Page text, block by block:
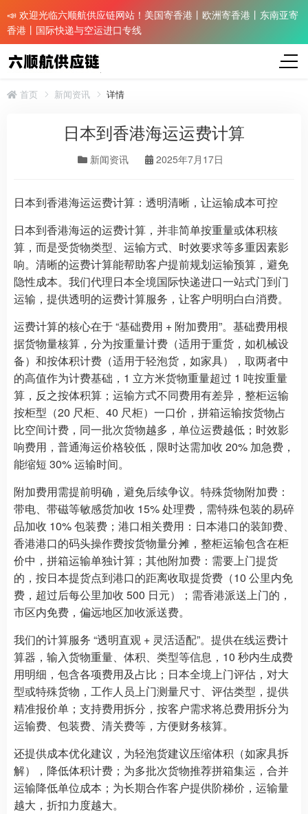
📣 欢迎光临六顺航供应链网站！美国寄香港丨欧洲寄香港丨东南亚寄
香港丨国际快递与空运进口专线
首页 新闻资讯 详情
日本到香港海运运费计算
新闻资讯 2025年7月17日
日本到香港海运运费计算：透明清晰，让运输成本可控
日本到香港海运的运费计算，并非简单按重量或体积核
算，而是受货物类型、运输方式、时效要求等多重因素影
响。清晰的运费计算能帮助客户提前规划运输预算，避免
隐性成本。我们代理日本全境国际快递进口一站式门到门
运输，提供透明的运费计算服务，让客户明明白白消费。
运费计算的核心在于 “基础费用 + 附加费用”。基础费用根
据货物量核算，分为按重量计费（适用于重货，如机械设
备）和按体积计费（适用于轻泡货，如家具），取两者中
的高值作为计费基础，1 立方米货物重量超过 1 吨按重量
算，反之按体积算；运输方式不同费用有差异，整柜运输
按柜型（20 尺柜、40 尺柜）一口价，拼箱运输按货物占
比空间计费，同一批次货物越多，单位运费越低；时效影
响费用，普通海运价格较低，限时达需加收 20% 加急费，
能缩短 30% 运输时间。
附加费用需提前明确，避免后续争议。特殊货物附加费：
带电、带磁等敏感货加收 15% 处理费，需特殊包装的易碎
品加收 10% 包装费；港口相关费用：日本港口的装卸费、
香港港口的码头操作费按货物量分摊，整柜运输包含在柜
价中，拼箱运输单独计算；其他附加费：需要上门提货
的，按日本提货点到港口的距离收取提货费（10 公里内免
费，超过后每公里加收 500 日元）；需香港派送上门的，
市区内免费，偏远地区加收派送费。
我们的计算服务 “透明直观 + 灵活适配”。提供在线运费计
算器，输入货物重量、体积、类型等信息，10 秒内生成费
用明细，包含各项费用及占比；日本全境上门评估，对大
型或特殊货物，工作人员上门测量尺寸、评估类型，提供
精准报价单；支持费用拆分，按客户需求将总费用拆分为
运输费、包装费、清关费等，方便财务核算。
还提供成本优化建议，为轻泡货建议压缩体积（如家具拆
解），降低体积计费；为多批次货物推荐拼箱集运，合并
运输降低单位成本；为长期合作客户提供阶梯价，运输量
越大，折扣力度越大。